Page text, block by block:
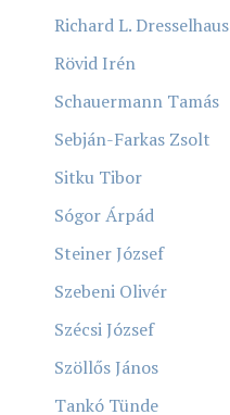
Richard L. Dresselhaus
Rövid Irén
Schauermann Tamás
Sebján-Farkas Zsolt
Sitku Tibor
Sógor Árpád
Steiner József
Szebeni Olivér
Szécsi József
Szöllős János
Tankó Tünde